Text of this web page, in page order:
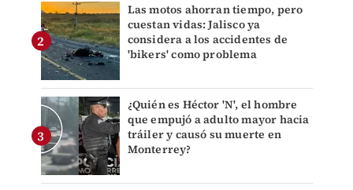
Las motos ahorran tiempo, pero
cuestan vidas: Jalisco ya
considera a los accidentes de
'bikers' como problema
¿Quién es Héctor 'N', el hombre
que empujó a adulto mayor hacia
tráiler y causó su muerte en
Monterrey?